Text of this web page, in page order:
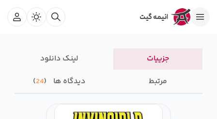
جزییات
لینک دانلود
مرتبط
دیدگاه ها 24